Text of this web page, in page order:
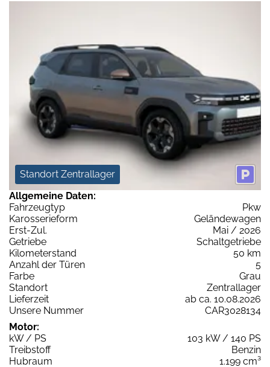
Standort Zentrallager
Allgemeine Daten:
Fahrzeugtyp
Pkw
Karosserieform
Geländewagen
Erst-Zul.
Mai / 2026
Getriebe
Schaltgetriebe
Kilometerstand
50 km
Anzahl der Türen
5
Farbe
Grau
Standort
Zentrallager
Lieferzeit
ab ca. 10.08.2026
Unsere Nummer
CAR3028134
Motor:
kW / PS
103 kW / 140 PS
Treibstoff
Benzin
Hubraum
1.199 cm³